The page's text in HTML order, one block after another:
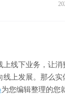
下业务，让消
线上发展。那么
为您编辑整理的您